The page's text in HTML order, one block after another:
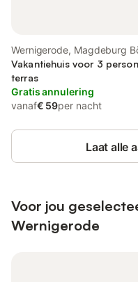
Wernigerode, Magdeburg
Vakantiehuis voor 3
terras
Gratis annulering
vanaf€ 59per nacht
Laat alle
Voor jou
Wernigerode